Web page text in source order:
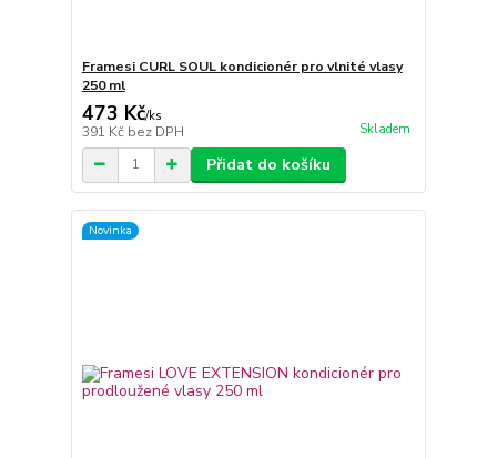
Framesi CURL SOUL kondicionér pro vlnité vlasy
250 ml
473 Kč/ks
391 Kč bez DPH Skladem
Přidat do košíku
Novinka